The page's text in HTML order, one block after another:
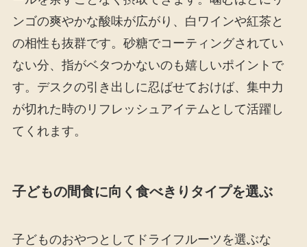
ンゴの爽やかな酸味が広がり、白ワインや紅茶と
の相性も抜群です。砂糖でコーティングされてい
ない分、指がベタつかないのも嬉しいポイントで
す。デスクの引き出しに忍ばせておけば、集中力
が切れた時のリフレッシュアイテムとして活躍し
てくれます。
子どもの間食に向く食べきりタイプを選ぶ
子どものおやつとしてドライフルーツを選ぶな